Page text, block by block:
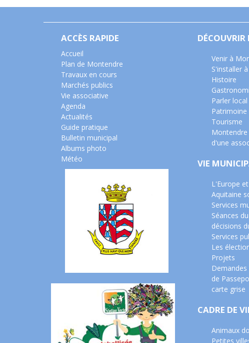
ACCÈS RAPIDE
Accueil
Plan de Montendre
Travaux en cours
Marchés publics
Vie associative
Agenda
Actualités
Guide pratique
Bulletin municipal
Albums photo
Météo
Venir à
S'installer
Histoire
Parler local
Patrimoine
Tourisme
Montendre
d'une
VIE
L'Europe
Aquitaine
Services
Séances
décisions
Services
Les
Projets
de
carte grise
CADRE DE
Animaux
Petites